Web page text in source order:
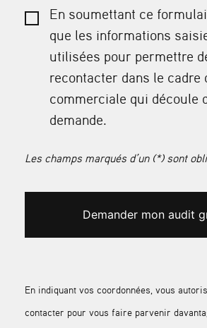
En indiquant vos coordonnées, vous
contacter pour vous faire parvenir
En soumettant ce
que les informations
utilisées pour permettre
recontacter dans le cadre
commerciale qui découle
demande.
Les champs marqués d’un (*) sont
Demander mon audit